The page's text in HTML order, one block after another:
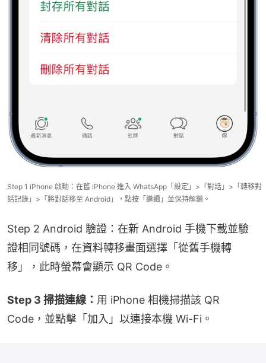
Step 1 iPhone 啟動：在舊 iPhone 進入 WhatsApp「設定」>「對話」>「轉移對
話記錄」>「將對話移至 Android」，點按「繼續」並保持解鎖。
Step 2 Android 驗證：在新 Android 手機下載並驗
證相同號碼，在資料轉移畫面選擇「從舊手機轉
移」，此時螢幕會顯示 QR Code。
Step 3 掃描連線： 用 iPhone 相機掃描該 QR
Code，並點擊「加入」以連接本機 Wi-Fi。